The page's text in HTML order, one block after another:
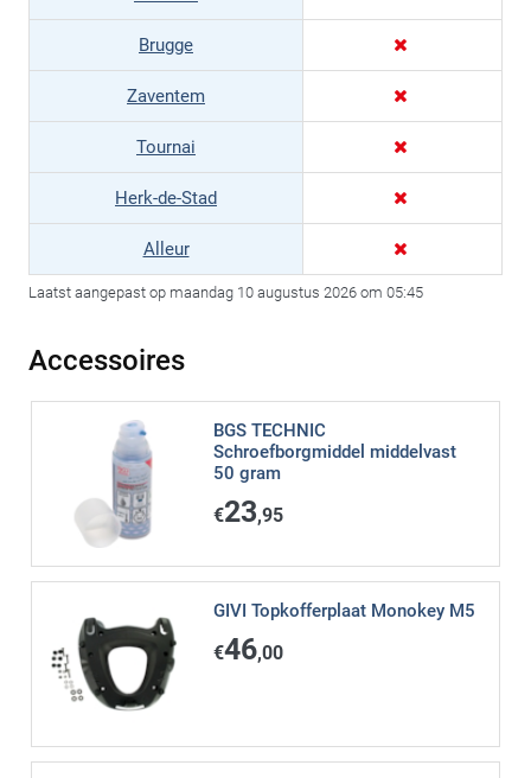
Brugge
Zaventem
Tournai
Herk-de-Stad
Alleur
Laatst aangepast op maandag 10 augustus 2026 om 05:45
Accessoires
BGS TECHNIC
Schroefborgmiddel middelvast
50 gram
€23,95
GIVI Topkofferplaat Monokey M5
€46,00